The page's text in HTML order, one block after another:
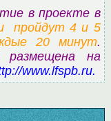
в проекте в
пройдут 4 и 5
20 минут.
размещена на
www.lfspb.ru.